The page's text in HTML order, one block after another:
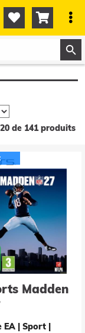
  
20 de 141 produits
Madden
EA | Sport